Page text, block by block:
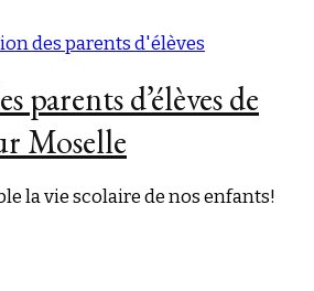
parents d’élèves de
Moselle
la vie scolaire de nos enfants!